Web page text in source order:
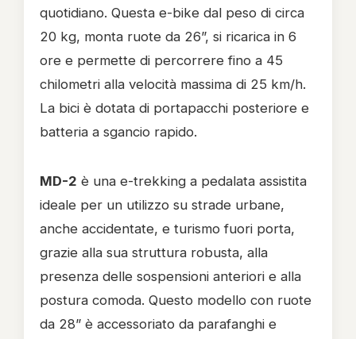
quotidiano. Questa e-bike dal peso di circa
20 kg, monta ruote da 26”, si ricarica in 6
ore e permette di percorrere fino a 45
chilometri alla velocità massima di 25 km/h.
La bici è dotata di portapacchi posteriore e
batteria a sgancio rapido.
MD-2 è una e-trekking a pedalata assistita
ideale per un utilizzo su strade urbane,
anche accidentate, e turismo fuori porta,
grazie alla sua struttura robusta, alla
presenza delle sospensioni anteriori e alla
postura comoda. Questo modello con ruote
da 28” è accessoriato da parafanghi e